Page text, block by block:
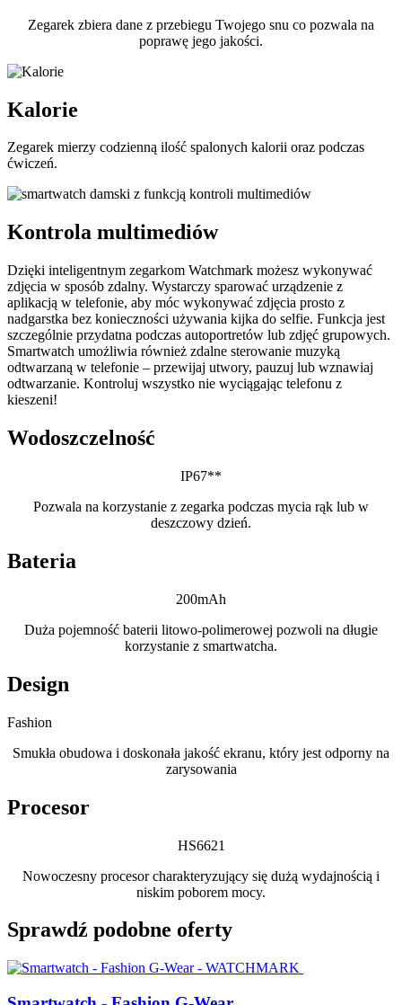
Zegarek zbiera dane z przebiegu Twojego snu co pozwala na
poprawę jego jakości.
Kalorie
Zegarek mierzy codzienną ilość spalonych kalorii oraz podczas
ćwiczeń.
Kontrola multimediów
Dzięki inteligentnym zegarkom Watchmark możesz wykonywać
zdjęcia w sposób zdalny. Wystarczy sparować urządzenie z
aplikacją w telefonie, aby móc wykonywać zdjęcia prosto z
nadgarstka bez konieczności używania kijka do selfie. Funkcja jest
szczególnie przydatna podczas autoportretów lub zdjęć grupowych.
Smartwatch umożliwia również zdalne sterowanie muzyką
odtwarzaną w telefonie – przewijaj utwory, pauzuj lub wznawiaj
odtwarzanie. Kontroluj wszystko nie wyciągając telefonu z
kieszeni!
Wodoszczelność
IP67**
Pozwala na korzystanie z zegarka podczas mycia rąk lub w
deszczowy dzień.
Bateria
200mAh
Duża pojemność baterii litowo-polimerowej pozwoli na długie
korzystanie z smartwatcha.
Design
Fashion
Smukła obudowa i doskonała jakość ekranu, który jest odporny na
zarysowania
Procesor
HS6621
Nowoczesny procesor charakteryzujący się dużą wydajnością i
niskim poborem mocy.
Sprawdź podobne oferty